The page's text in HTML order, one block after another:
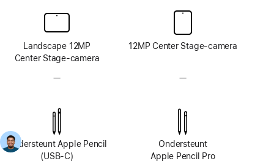
Landscape 12MP
Center Stage-camera
—Geen
Ondersteunt Apple Pencil
(USB‑C)
12MP Center Stage-camera
—Geen
Ondersteunt
Apple Pencil Pro